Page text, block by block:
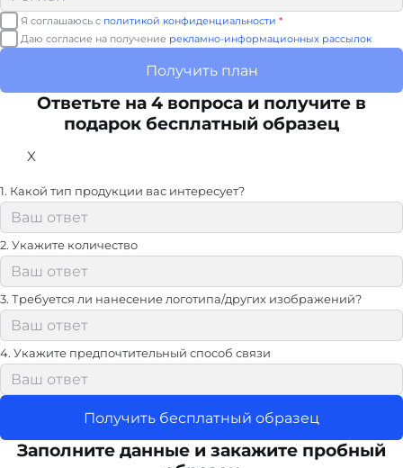
Я соглашаюсь с политикой конфиденциальности *
Даю согласие на получение рекламно-информационных рассылок
Получить план
Ответьте на 4 вопроса и получите в
подарок бесплатный образец
X
1. Какой тип продукции вас интересует?
2. Укажите количество
3. Требуется ли нанесение логотипа/других изображений?
4. Укажите предпочтительный способ связи
Получить бесплатный образец
Заполните данные и закажите пробный